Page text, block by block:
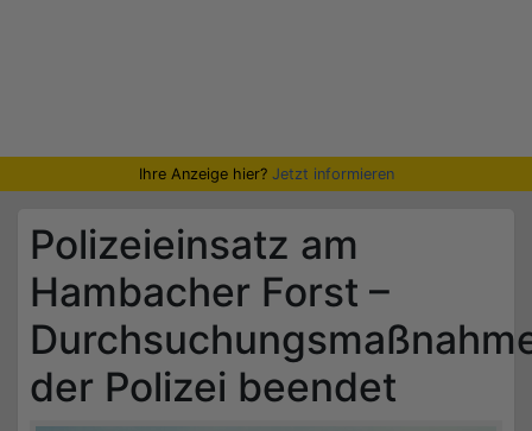
Ihre Anzeige hier? Jetzt informieren
Polizeieinsatz am
Hambacher Forst –
der Polizei beendet